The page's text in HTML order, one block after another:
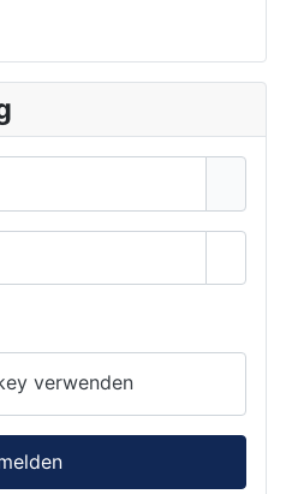
verwenden